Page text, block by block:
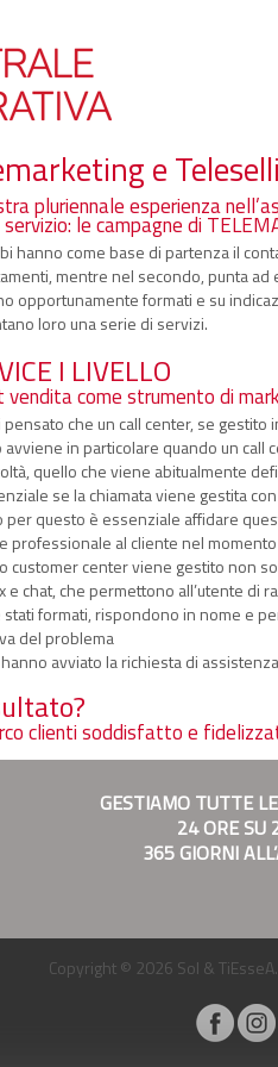
e
pluriennale esperienza
le campagne di
hanno come base di partenza il
mentre nel secondo, punta
opportunamente formati e su
loro una serie di servizi.
I LIVELLO
vendita come strumento di
pensato che un call center, se
avviene in particolare quando un
quello che viene abitualmente
se la chiamata viene gestita
per questo è essenziale affidare
professionale al cliente nel
customer center viene gestito non
e chat, che permettono all’utente di
formati, rispondono in nome e
del problema
avviato la richiesta di
clienti soddisfatto e
GESTIAMO TUTTE
24 ORE SU
365 GIORNI
Copyright © 2026 Sol &